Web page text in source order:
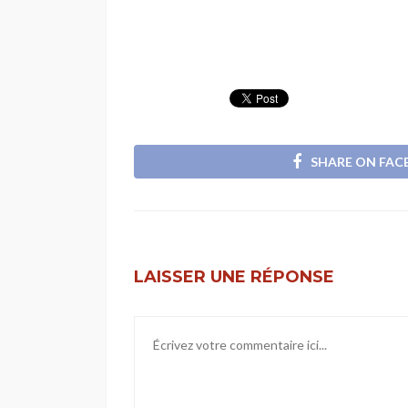
SHARE ON
LAISSER UNE RÉPONSE